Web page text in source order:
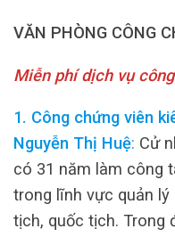
VĂN PHÒNG CÔNG
Miễn phí dịch vụ
1. Công chứng viên
Nguyễn Thị Huệ: Cử
có 31 năm làm công
trong lĩnh vực quản
tịch, quốc tịch. Trong